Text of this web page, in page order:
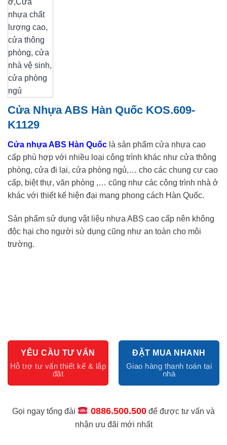
Cửa Nhựa ABS Hàn Quốc KOS.609-
K1129
Cửa nhựa ABS Hàn Quốc là sản phẩm cửa nhựa cao
cấp phù hợp với nhiều loại công trình khác như cửa thông
phòng, cửa đi lại, cửa phòng ngủ,… cho các chung cư cao
cấp, biệt thự, văn phòng ,… cũng như các công trình nhà ở
khác với thiết kế hiện đại mang phong cách Hàn Quốc.
Sản phẩm sử dụng vật liệu nhựa ABS cao cấp nên không
độc hại cho người sử dụng cũng như an toàn cho môi
trường.
YÊU CẦU TƯ VẤN ĐẶT MUA NHANH
Gọi ngay tổng đài 0886.500.500để được tư vấn và
nhận ưu đãi mới nhất